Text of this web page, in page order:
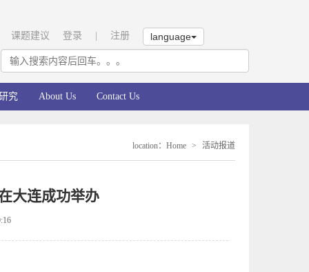
课题建议 登录 注册 language
究 About Us Contact Us
location： Home > 活动报道
大连成功举办